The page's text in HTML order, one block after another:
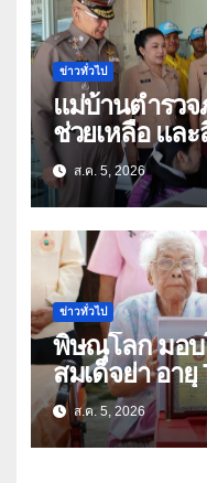
ข่าวทั่วไป
แม่บ้านตำรวจ
ช่วยเหลือ แล
ธิดา ข้าราชการตำรวจจังหวัด
อุทัยธานี
ส.ค. 5, 2026
ข่าวทั่วไป
พิษณุโลก มอบ
สมเด็จย่า อายุ 100 ปี “น
เนตร” ตำบลบ้
ส.ค. 5, 2026